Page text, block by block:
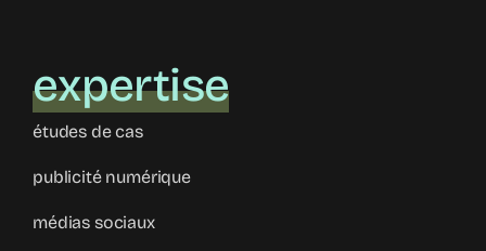
expertise
études de cas
publicité numérique
médias sociaux